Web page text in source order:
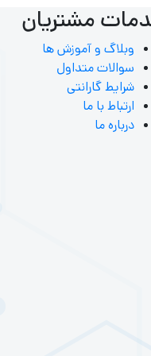
مشتریان
وبلاگ و آموزش ها
سوالات متداول
شرایط گارانتی
ارتباط با ما
درباره ما